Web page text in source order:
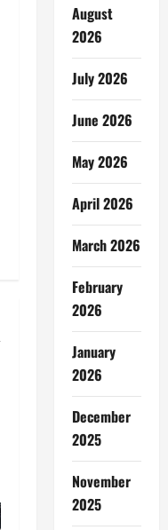
August
2026
July 2026
June 2026
May 2026
April 2026
March 2026
February
2026
January
2026
December
2025
November
2025